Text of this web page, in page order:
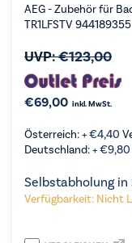
AEG - Zubehör für
TR1LFSTV 944189355
UVP:€123,00
€69,00 inkl. MwSt.
Österreich: +€4,40
Deutschland: +€9,80
Selbstabholung in
Verfügbarkeit: Nicht